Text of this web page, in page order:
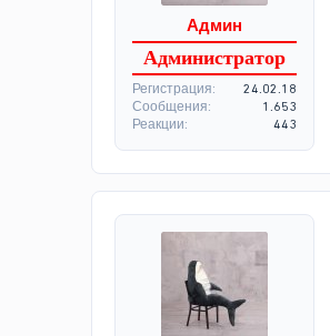
Админ
Администратор
Регистрация
24.02.18
Сообщения
1.653
Реакции
443